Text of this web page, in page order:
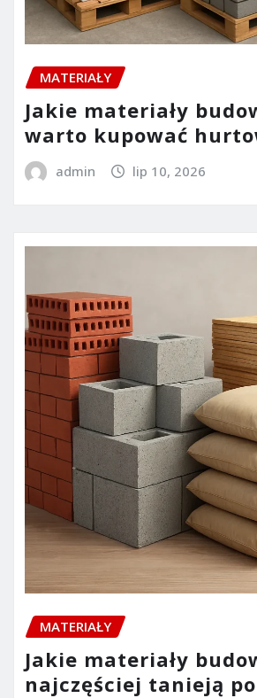
MATERIAŁY
Jakie materiały
warto kupować
admin lip 10, 2026
MATERIAŁY
Jakie materiały
najczęściej tanieją